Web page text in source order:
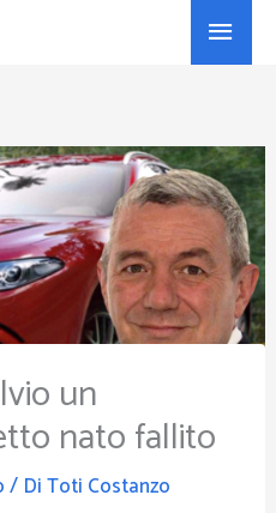
Menu
un
nato fallito
/ DiToti Costanzo